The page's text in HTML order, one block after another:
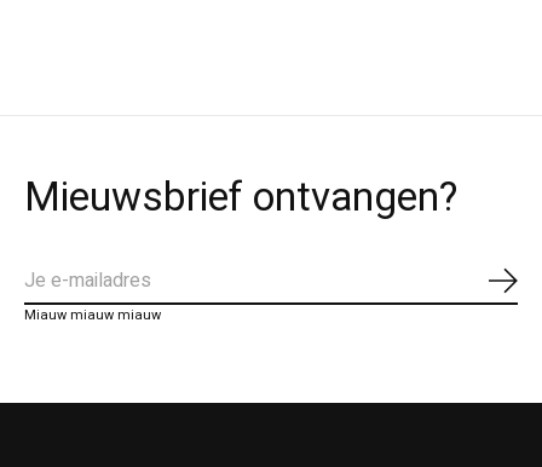
Mieuwsbrief ontvangen?
Miauw miauw miauw